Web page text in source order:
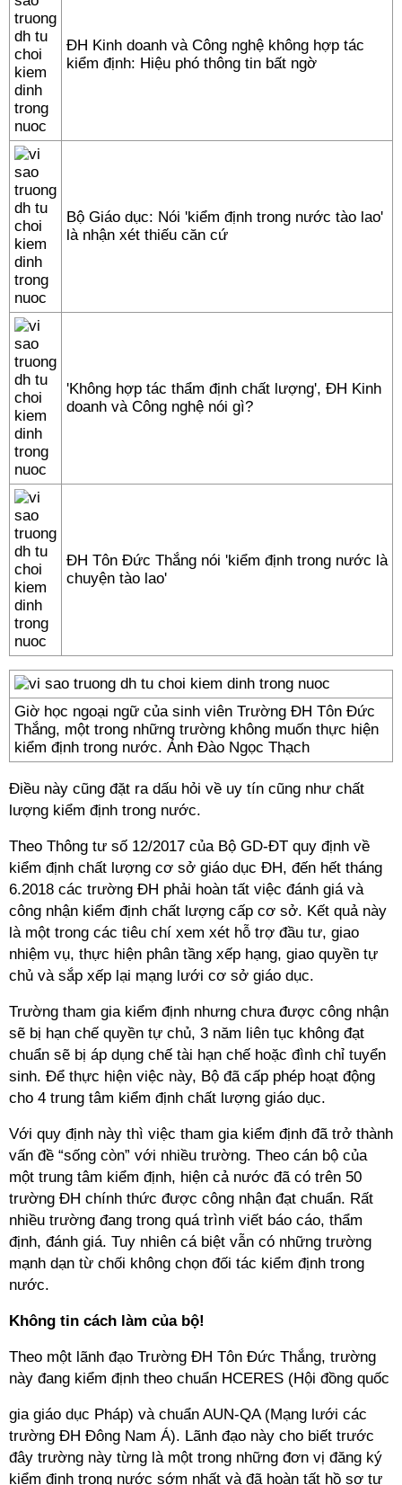
ĐH Kinh doanh và Công nghệ không hợp tác
kiểm định: Hiệu phó thông tin bất ngờ
Bộ Giáo dục: Nói 'kiểm định trong nước tào lao'
là nhận xét thiếu căn cứ
'Không hợp tác thẩm định chất lượng', ĐH Kinh
doanh và Công nghệ nói gì?
ĐH Tôn Đức Thắng nói 'kiểm định trong nước là
chuyện tào lao'
Giờ học ngoại ngữ của sinh viên Trường ĐH Tôn Đức
Thắng, một trong những trường không muốn thực hiện
kiểm định trong nước. Ảnh Đào Ngọc Thạch
Điều này cũng đặt ra dấu hỏi về uy tín cũng như chất
lượng kiểm định trong nước.
Theo Thông tư số 12/2017 của Bộ GD-ĐT quy định về
kiểm định chất lượng cơ sở giáo dục ĐH, đến hết tháng
6.2018 các trường ĐH phải hoàn tất việc đánh giá và
công nhận kiểm định chất lượng cấp cơ sở. Kết quả này
là một trong các tiêu chí xem xét hỗ trợ đầu tư, giao
nhiệm vụ, thực hiện phân tầng xếp hạng, giao quyền tự
chủ và sắp xếp lại mạng lưới cơ sở giáo dục.
Trường tham gia kiểm định nhưng chưa được công nhận
sẽ bị hạn chế quyền tự chủ, 3 năm liên tục không đạt
chuẩn sẽ bị áp dụng chế tài hạn chế hoặc đình chỉ tuyển
sinh. Để thực hiện việc này, Bộ đã cấp phép hoạt động
cho 4 trung tâm kiểm định chất lượng giáo dục.
Với quy định này thì việc tham gia kiểm định đã trở thành
vấn đề “sống còn” với nhiều trường. Theo cán bộ của
một trung tâm kiểm định, hiện cả nước đã có trên 50
trường ĐH chính thức được công nhận đạt chuẩn. Rất
nhiều trường đang trong quá trình viết báo cáo, thẩm
định, đánh giá. Tuy nhiên cá biệt vẫn có những trường
mạnh dạn từ chối không chọn đối tác kiểm định trong
nước.
Không tin cách làm của bộ!
Theo một lãnh đạo Trường ĐH Tôn Đức Thắng, trường
này đang kiểm định theo chuẩn HCERES (Hội đồng quốc
gia giáo dục Pháp) và chuẩn AUN-QA (Mạng lưới các
trường ĐH Đông Nam Á). Lãnh đạo này cho biết trước
đây trường này từng là một trong những đơn vị đăng ký
kiểm định trong nước sớm nhất và đã hoàn tất hồ sơ tự